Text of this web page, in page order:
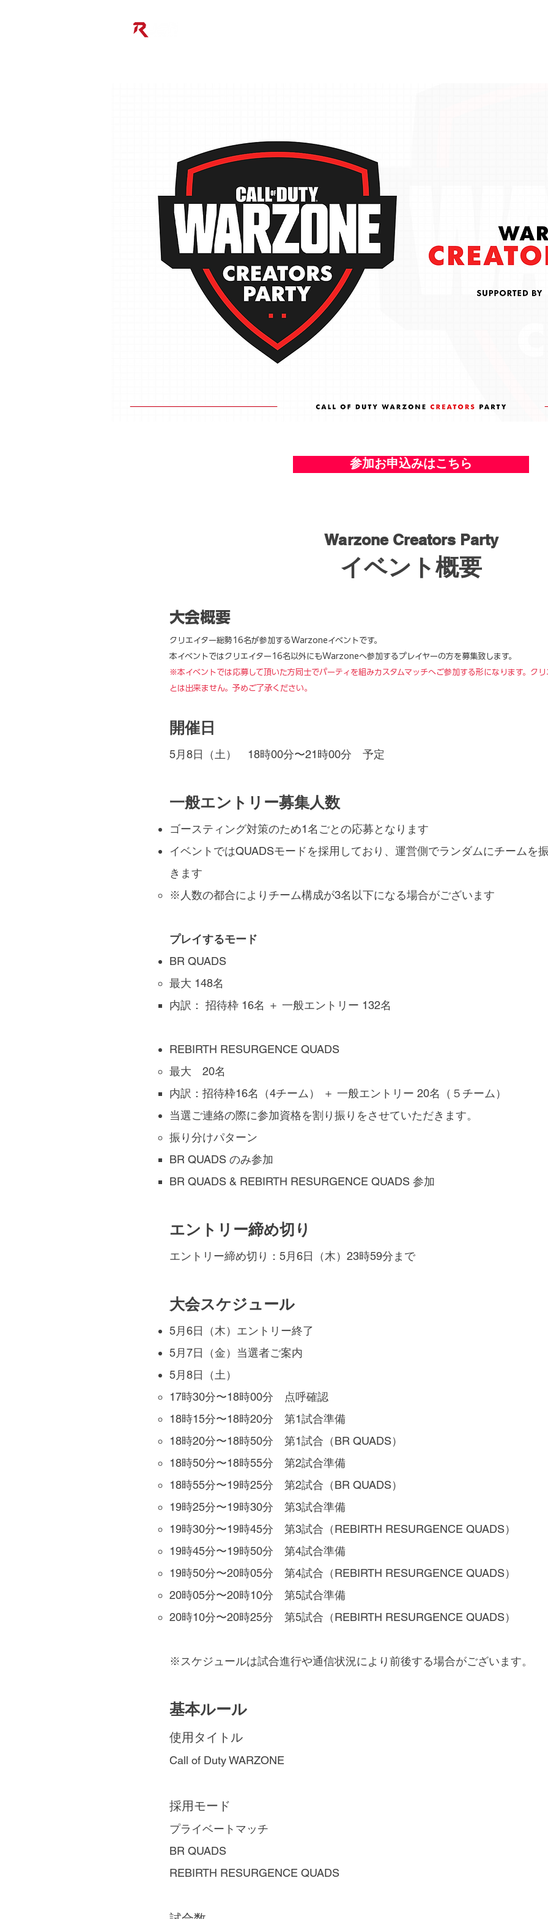
参加お申込みはこちら
Warzone Creators Party
イベント概要
​大会概要
クリエイター総勢16名が参加するWarzoneイベントです。
本イベントではクリエイター16名以外にもWarzoneへ参加するプレイヤーの方を募集致します。
※本イベントでは応募して頂いた方同士でパーティを組みカスタムマッチへご参加する形になります。ク
とは出来ません。予めご了承ください。
開催日
5月8日（土） 18時00分〜21時00分 予定
一般エントリー募集人数
ゴースティング対策のため1名ごとの応募となります
イベントではQUADSモードを採用しており、運営側でランダムにチームを
きます
※人数の都合によりチーム構成が3名以下になる場合がございます
プレイするモード
BR QUADS
最大 148名
内訳： 招待枠 16名 ＋ 一般エントリー 132名
REBIRTH RESURGENCE QUADS
最大 20名
内訳：招待枠16名（4チーム） ＋ 一般エントリー 20名（５チーム）
当選ご連絡の際に参加資格を割り振りをさせていただきます。
振り分けパターン
BR QUADS のみ参加
BR QUADS & REBIRTH RESURGENCE QUADS 参加
エントリー締め切り
エントリー締め切り：5月6日（木）23時59分まで
大会スケジュール
5月6日（木）エントリー終了
5月7日（金）当選者ご案内
5月8日（土）
17時30分〜18時00分 点呼確認
18時15分〜18時20分 第1試合準備
18時20分〜18時50分 第1試合（BR QUADS）
18時50分〜18時55分 第2試合準備
18時55分〜19時25分 第2試合（BR QUADS）
19時25分〜19時30分 第3試合準備
19時30分〜19時45分 第3試合（REBIRTH RESURGENCE QUADS）
19時45分〜19時50分 第4試合準備
19時50分〜20時05分 第4試合（REBIRTH RESURGENCE QUADS）
20時05分〜20時10分 第5試合準備
20時10分〜20時25分 第5試合（REBIRTH RESURGENCE QUADS）
※スケジュールは試合進行や通信状況により前後する場合がございます。
基本ルール
使用タイトル
Call of Duty WARZONE
採用モード
プライベートマッチ
BR QUADS
REBIRTH RESURGENCE QUADS